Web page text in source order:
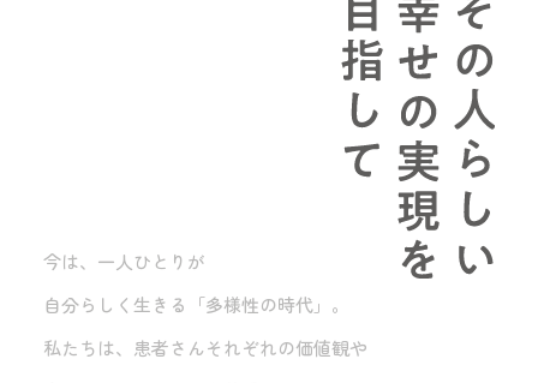
今は、一人ひとりが
自分らしく生きる「多様性の時代」。
私たちは、患者さんそれぞれの価値観や